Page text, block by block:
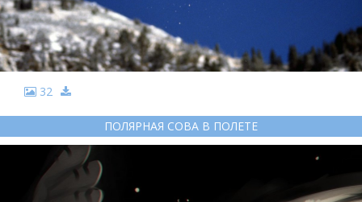
32
ПОЛЯРНАЯ СОВА В ПОЛЕТЕ